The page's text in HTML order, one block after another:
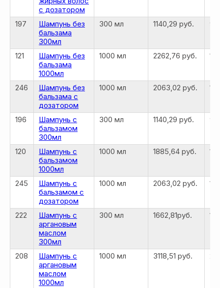
с дозатором
197
Шампунь без
бальзама
300мл
300 мл 1140,29 руб.
121
Шампунь без
бальзама
1000мл
1000 мл 2262,76 руб.
246
Шампунь без
бальзама с
дозатором
1000 мл 2063,02 руб.
196
Шампунь с
бальзамом
300мл
300 мл 1140,29 руб.
120
Шампунь с
бальзамом
1000мл
1000 мл 1885,64 руб.
245
Шампунь с
бальзамом с
дозатором
1000 мл 2063,02 руб.
222
Шампунь с
аргановым
маслом
300мл
300 мл 1662,81руб.
208
Шампунь с
аргановым
маслом
1000мл
1000 мл 3118,51 руб.